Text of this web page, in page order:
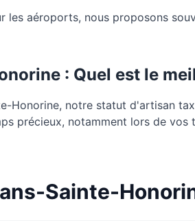
les aéroports, nous proposons
: Quel est le
Honorine, notre statut d'artisan
précieux, notamment lors de vos
Sainte-